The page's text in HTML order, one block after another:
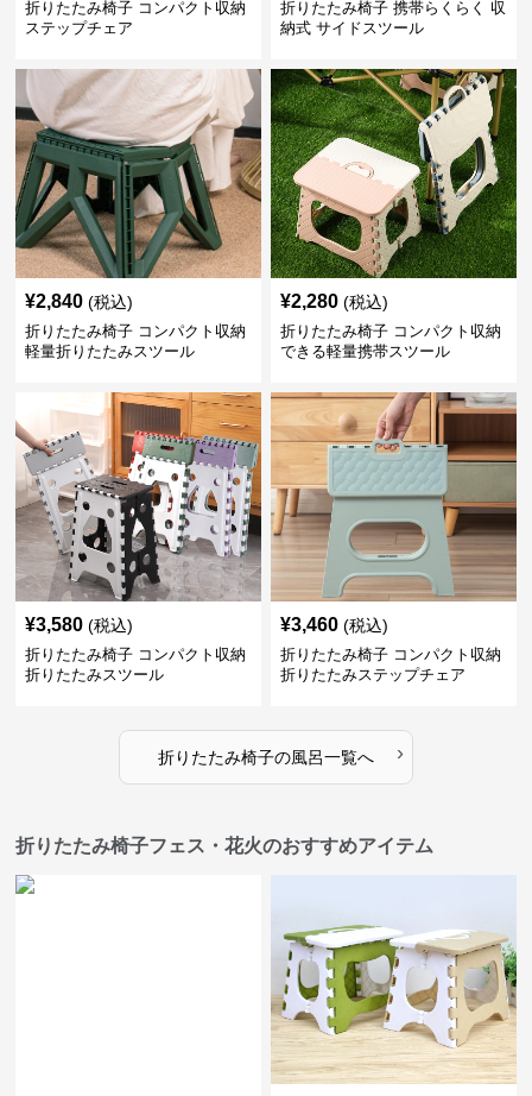
折りたたみ椅子 コンパクト収納
ステップチェア
折りたたみ椅子 携帯らくらく 収
納式 サイドスツール
¥2,840 (税込)
折りたたみ椅子 コンパクト収納
軽量折りたたみスツール
¥2,280 (税込)
折りたたみ椅子 コンパクト収納
できる軽量携帯スツール
¥3,580 (税込)
折りたたみ椅子 コンパクト収納
折りたたみスツール
¥3,460 (税込)
折りたたみ椅子 コンパクト収納
折りたたみステップチェア
折りたたみ椅子の風呂一覧へ ›
折りたたみ椅子フェス・花火のおすすめアイテム